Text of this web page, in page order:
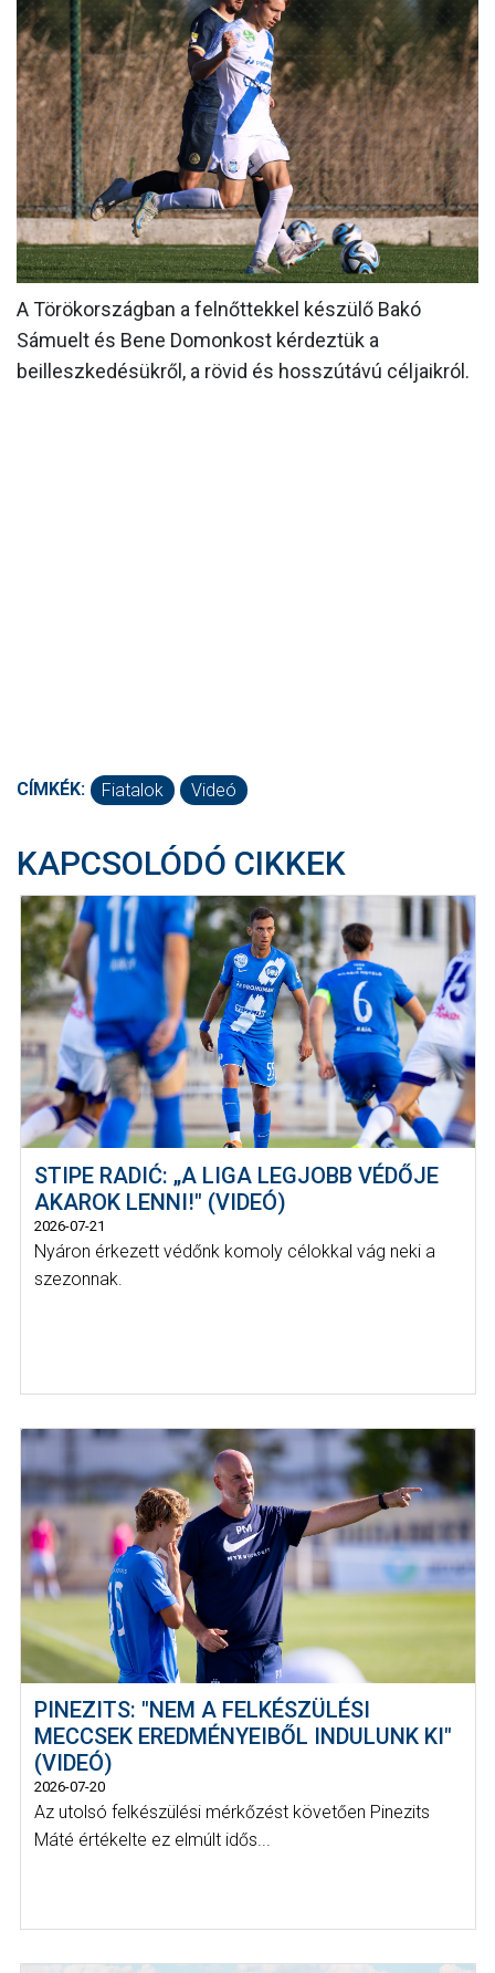
MÉRKŐZÉSEK
KLUB
GALÉRIA
SZURKOLÓI ÉLMÉNYEK
AKKREDITÁCIÓ
A Törökországban a felnőttekkel készülő Bakó
Sámuelt és Bene Domonkost kérdeztük a
beilleszkedésükről, a rövid és hosszútávú céljaikról.
CÍMKÉK: Fiatalok Videó
KAPCSOLÓDÓ CIKKEK
STIPE RADIĆ: „A LIGA LEGJOBB VÉDŐJE
AKAROK LENNI!" (VIDEÓ)
2026-07-21
Nyáron érkezett védőnk komoly célokkal vág neki a
szezonnak.
PINEZITS: "NEM A FELKÉSZÜLÉSI
MECCSEK EREDMÉNYEIBŐL INDULUNK KI"
(VIDEÓ)
2026-07-20
Az utolsó felkészülési mérkőzést követően Pinezits
Máté értékelte ez elmúlt idős...